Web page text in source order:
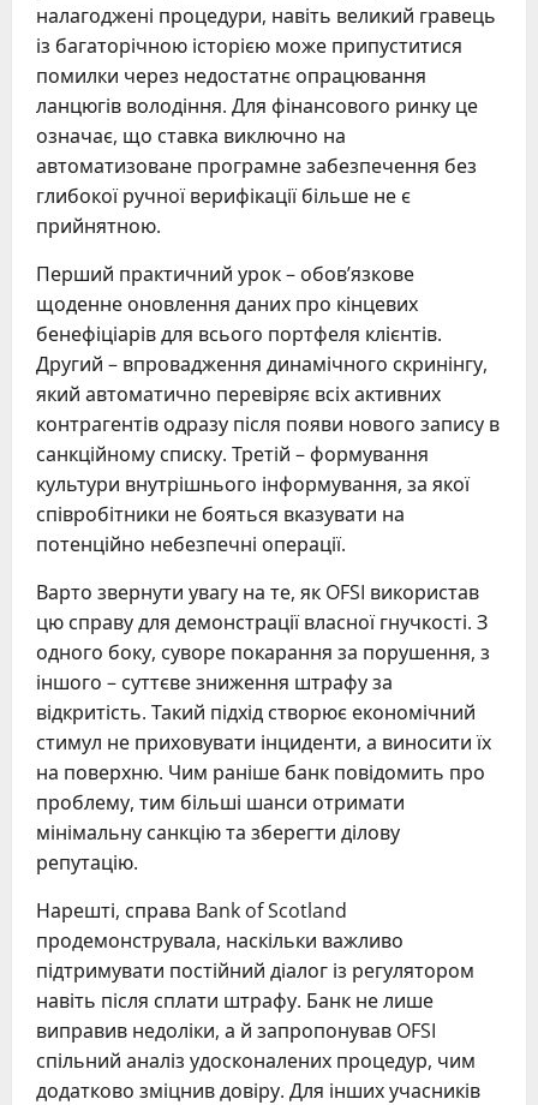
налагоджені процедури, навіть великий гравець
із багаторічною історією може припуститися
помилки через недостатнє опрацювання
ланцюгів володіння. Для фінансового ринку це
означає, що ставка виключно на
автоматизоване програмне забезпечення без
глибокої ручної верифікації більше не є
прийнятною.
Перший практичний урок – обов’язкове
щоденне оновлення даних про кінцевих
бенефіціарів для всього портфеля клієнтів.
Другий – впровадження динамічного скринінгу,
який автоматично перевіряє всіх активних
контрагентів одразу після появи нового запису в
санкційному списку. Третій – формування
культури внутрішнього інформування, за якої
співробітники не бояться вказувати на
потенційно небезпечні операції.
Варто звернути увагу на те, як OFSI використав
цю справу для демонстрації власної гнучкості. З
одного боку, суворе покарання за порушення, з
іншого – суттєве зниження штрафу за
відкритість. Такий підхід створює економічний
стимул не приховувати інциденти, а виносити їх
на поверхню. Чим раніше банк повідомить про
проблему, тим більші шанси отримати
мінімальну санкцію та зберегти ділову
репутацію.
Нарешті, справа Bank of Scotland
продемонструвала, наскільки важливо
підтримувати постійний діалог із регулятором
навіть після сплати штрафу. Банк не лише
виправив недоліки, а й запропонував OFSI
спільний аналіз удосконалених процедур, чим
додатково зміцнив довіру. Для інших учасників